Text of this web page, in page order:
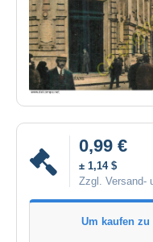
0,99 €
± 1,14 $
Zzgl. Versand-
Um kaufen